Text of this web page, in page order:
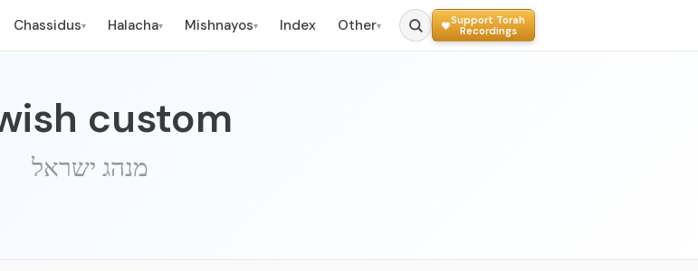
Chassidus▾ Halacha▾ Mishnayos▾ Index Other▾
Support Torah
Recordings
custom
מנהג ישראל